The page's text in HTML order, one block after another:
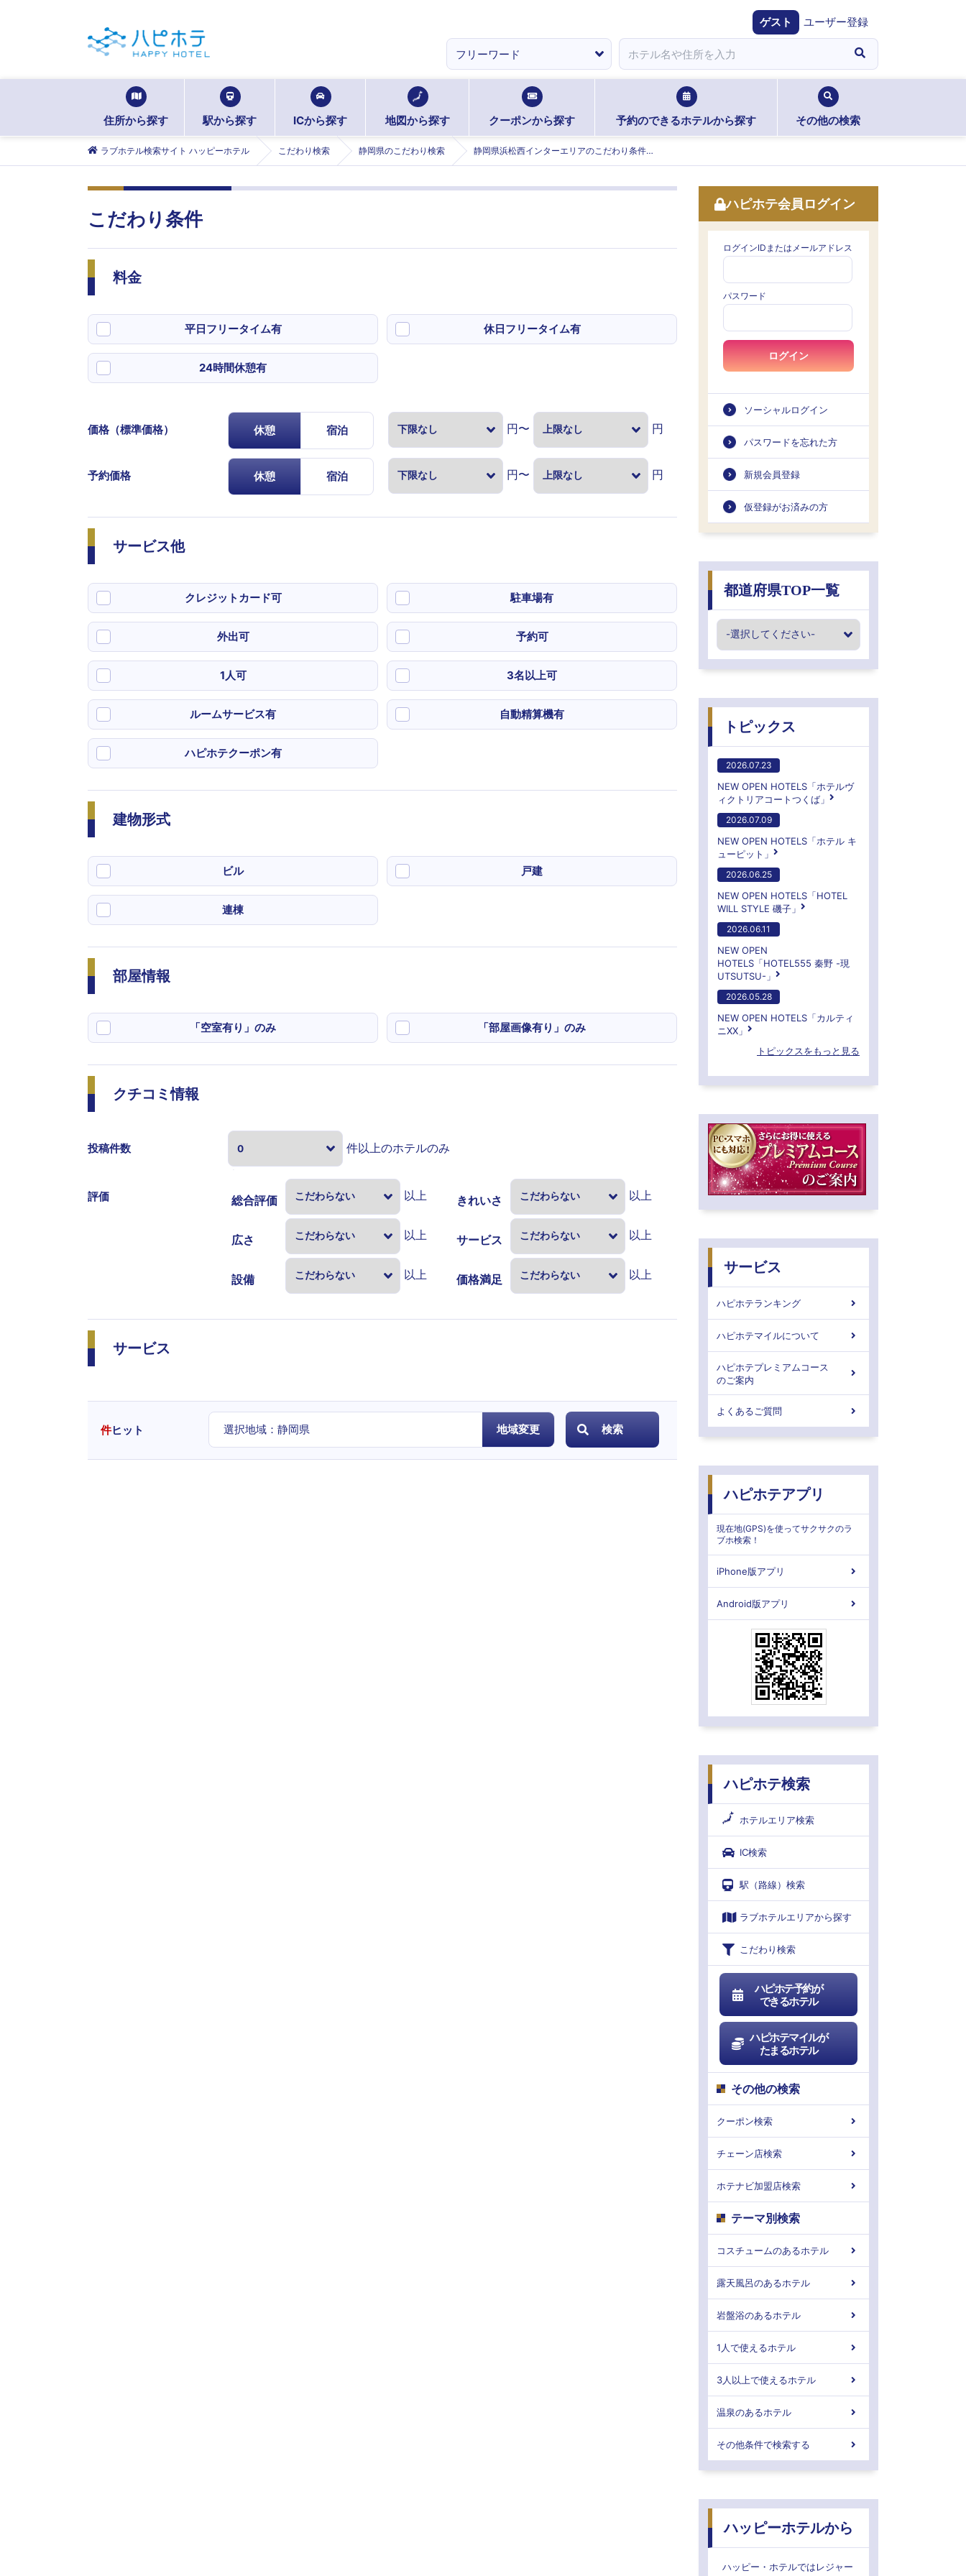
ゲスト ユーザー登録
住所から探す 駅から探す ICから探す 地図から探す クーポンから探す 予約のできるホテルから探す その他の検索
ラブホテル検索サイト ハッピーホテル こだわり検索 静岡県のこだわり検索 静岡県浜松西インターエリアのこだわり条件検索
こだわり条件
料金
平日フリータイム有 休日フリータイム有
24時間休憩有
価格（標準価格） 休憩 宿泊 円〜 円
予約価格 休憩 宿泊 円〜 円
サービス他
クレジットカード可 駐車場有
外出可 予約可
1人可 3名以上可
ルームサービス有 自動精算機有
ハピホテクーポン有
建物形式
ビル 戸建
連棟
部屋情報
「空室有り」のみ 「部屋画像有り」のみ
クチコミ情報
投稿件数
件以上のホテルのみ
評価 総合評価 以上 きれいさ 以上
広さ 以上 サービス 以上
設備 以上 価格満足
度
以上
サービス
件ヒット 選択地域： 静岡県 地域変更 検索
ハピホテ会員ログイン
ログインIDまたはメールアドレス
パスワード
ログイン
ソーシャルログイン
パスワードを忘れた方
新規会員登録
仮登録がお済みの方
都道府県TOP一覧
トピックス
2026.07.23
NEW OPEN HOTELS「ホテルヴ
ィクトリアコートつくば」
2026.07.09
NEW OPEN HOTELS「ホテル キ
ューピット」
2026.06.25
NEW OPEN HOTELS「HOTEL
WILL STYLE 磯子」
2026.06.11
NEW OPEN
HOTELS「HOTEL555 秦野 -現
UTSUTSU-」
2026.05.28
NEW OPEN HOTELS「カルティ
ニXX」
トピックスをもっと見る
サービス
ハピホテランキング
ハピホテマイルについて
ハピホテプレミアムコース
のご案内
よくあるご質問
ハピホテアプリ
現在地(GPS)を使ってサクサクのラ
ブホ検索！
iPhone版アプリ
Android版アプリ
ハピホテ検索
ホテルエリア検索
IC検索
駅（路線）検索
ラブホテルエリアから探す
こだわり検索
ハピホテ予約が
できるホテル
ハピホテマイルが
たまるホテル
その他の検索
クーポン検索
チェーン店検索
ホテナビ加盟店検索
テーマ別検索
コスチュームのあるホテル
露天風呂のあるホテル
岩盤浴のあるホテル
1人で使えるホテル
3人以上で使えるホテル
温泉のあるホテル
その他条件で検索する
ハッピーホテルから
ハッピー・ホテルではレジャー